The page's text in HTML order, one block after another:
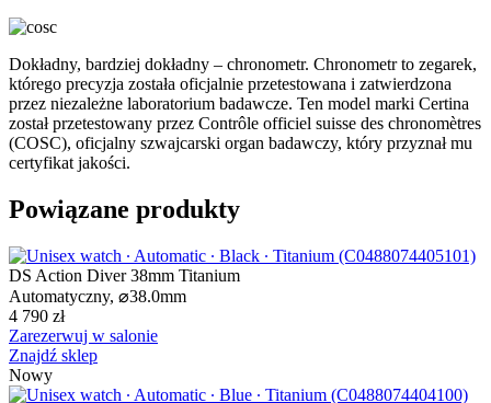
Dokładny, bardziej dokładny – chronometr. Chronometr to zegarek,
którego precyzja została oficjalnie przetestowana i zatwierdzona
przez niezależne laboratorium badawcze. Ten model marki Certina
został przetestowany przez Contrôle officiel suisse des chronomètres
(COSC), oficjalny szwajcarski organ badawczy, który przyznał mu
certyfikat jakości.
Powiązane produkty
DS Action Diver 38mm Titanium
Automatyczny, ⌀38.0mm
4 790 zł
Zarezerwuj w salonie
Znajdź sklep
Nowy